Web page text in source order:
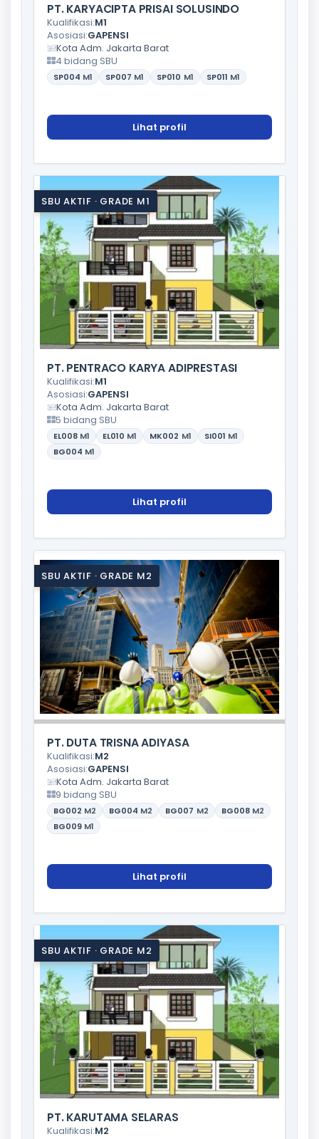
PT. KARYACIPTA PRISAI SOLUSINDO
Kualifikasi:M1
Asosiasi:GAPENSI
Kota Adm. Jakarta Barat
4 bidang SBU
SP004 M1 SP007 M1 SP010 M1 SP011 M1
Lihat profil
SBU AKTIF · GRADE M1
PT. PENTRACO KARYA ADIPRESTASI
Kualifikasi:M1
Asosiasi:GAPENSI
Kota Adm. Jakarta Barat
5 bidang SBU
EL008 M1 EL010 M1 MK002 M1 SI001 M1
BG004 M1
Lihat profil
SBU AKTIF · GRADE M2
PT. DUTA TRISNA ADIYASA
Kualifikasi:M2
Asosiasi:GAPENSI
Kota Adm. Jakarta Barat
9 bidang SBU
BG002 M2 BG004 M2 BG007 M2 BG008 M2
BG009 M1
Lihat profil
SBU AKTIF · GRADE M2
PT. KARUTAMA SELARAS
Kualifikasi:M2